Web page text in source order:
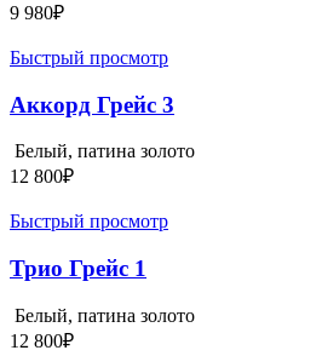
9 980₽
Быстрый просмотр
Аккорд Грейс 3
Белый, патина золото
12 800₽
Быстрый просмотр
Трио Грейс 1
Белый, патина золото
12 800₽